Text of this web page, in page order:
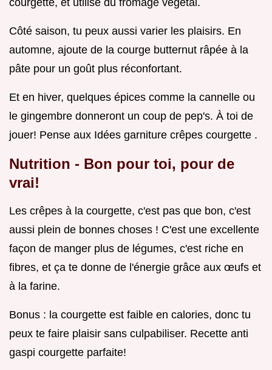
courgette, et utilise du fromage végétal.
Côté saison, tu peux aussi varier les plaisirs. En
automne, ajoute de la courge butternut râpée à la
pâte pour un goût plus réconfortant.
Et en hiver, quelques épices comme la cannelle ou
le gingembre donneront un coup de pep's. À toi de
jouer! Pense aux Idées garniture crêpes courgette .
Nutrition - Bon pour toi, pour de
vrai!
Les crêpes à la courgette, c'est pas que bon, c'est
aussi plein de bonnes choses ! C'est une excellente
façon de manger plus de légumes, c'est riche en
fibres, et ça te donne de l'énergie grâce aux œufs et
à la farine.
Bonus : la courgette est faible en calories, donc tu
peux te faire plaisir sans culpabiliser. Recette anti
gaspi courgette parfaite!